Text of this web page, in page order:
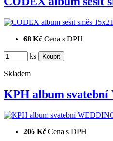
68 Kč Cena s DPH
ks
Skladem
KPH album
206 Kč Cena s DPH